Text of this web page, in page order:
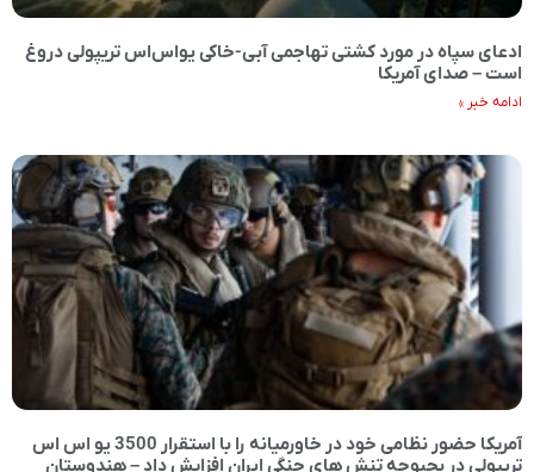
ادعای سپاه در مورد کشتی تهاجمی آبی-خاکی یو‌اس‌اس تریپولی دروغ
است – صدای آمریکا
ادامه خبر »
آمریکا حضور نظامی خود در خاورمیانه را با استقرار 3500 یو اس اس
تریپولی در بحبوحه تنش های جنگی ایران افزایش داد – هندوستان